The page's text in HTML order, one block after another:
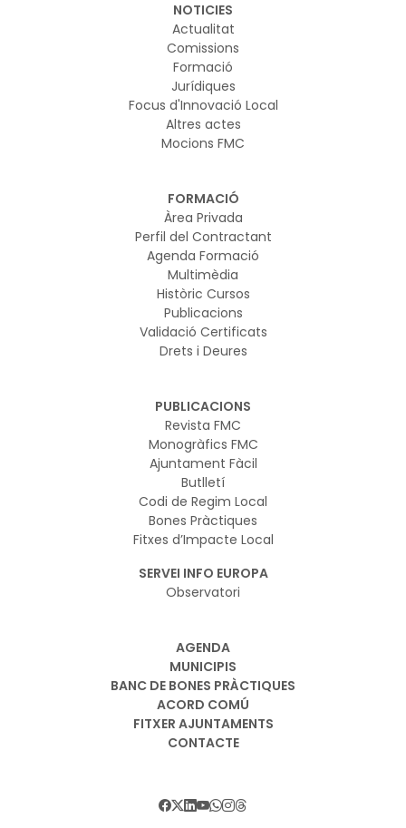
NOTICIES
Actualitat
Comissions
Formació
Jurídiques
Focus d'Innovació Local
Altres actes
Mocions FMC
FORMACIÓ
Àrea Privada
Perfil del Contractant
Agenda Formació
Multimèdia
Històric Cursos
Publicacions
Validació Certificats
Drets i Deures
PUBLICACIONS
Revista FMC
Monogràfics FMC
Ajuntament Fàcil
Butlletí
Codi de Regim Local
Bones Pràctiques
Fitxes d’Impacte Local
SERVEI INFO EUROPA
Observatori
AGENDA
MUNICIPIS
BANC DE BONES PRÀCTIQUES
ACORD COMÚ
FITXER AJUNTAMENTS
CONTACTE